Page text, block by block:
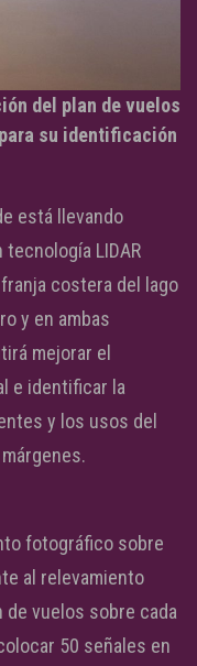
del plan de vuelos
su identificación
está llevando
LIDAR
costera del lago
y en ambas
mejorar el
e identificar la
y los usos del
fotográfico sobre
al relevamiento
de vuelos sobre cada
50 señales en